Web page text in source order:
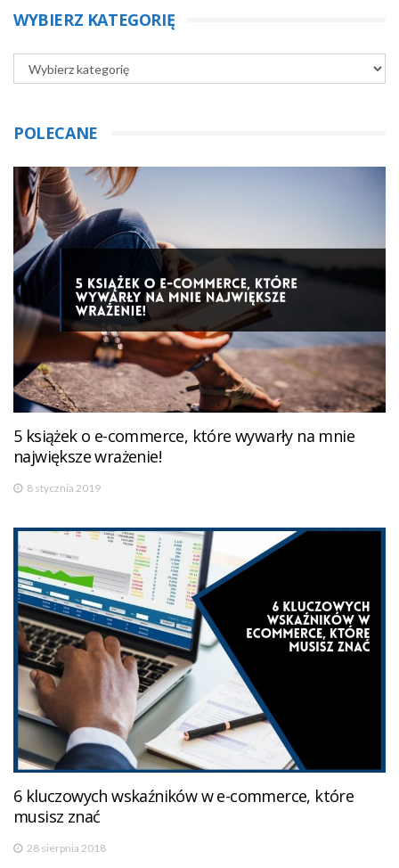
WYBIERZ KATEGORIĘ
POLECANE
5 książek o e-commerce, które wywarły na mnie
największe wrażenie!
8 stycznia 2019
6 kluczowych wskaźników w e-commerce, które
musisz znać
28 sierpnia 2018